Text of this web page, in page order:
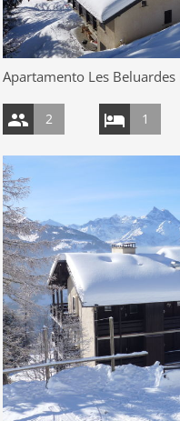
Apartamento Les
2 1